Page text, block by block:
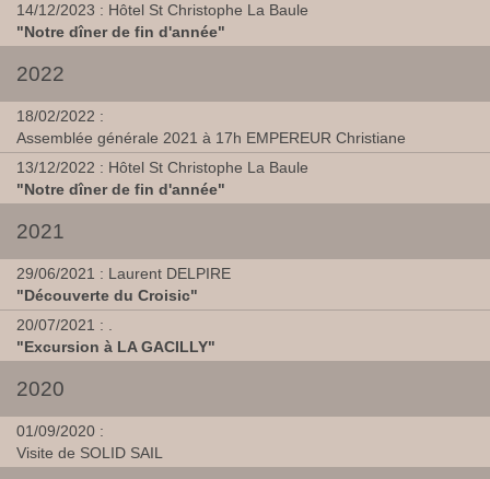
14/12/2023 : Hôtel St Christophe La Baule
"Notre dîner de fin d'année"
2022
18/02/2022 :
Assemblée générale 2021 à 17h EMPEREUR Christiane
13/12/2022 : Hôtel St Christophe La Baule
"Notre dîner de fin d'année"
2021
29/06/2021 : Laurent DELPIRE
"Découverte du Croisic"
20/07/2021 : .
"Excursion à LA GACILLY"
2020
01/09/2020 :
Visite de SOLID SAIL